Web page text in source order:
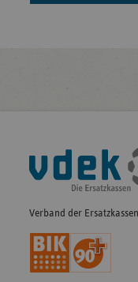
Fußleisten-
Navigation
Verband der